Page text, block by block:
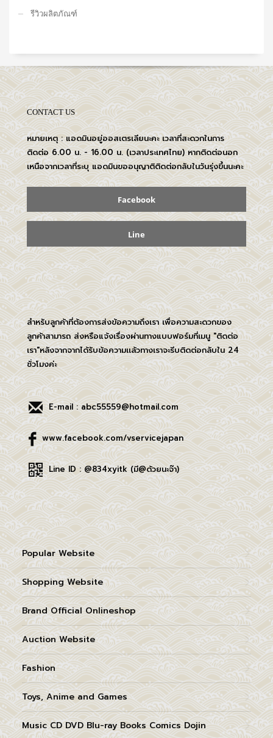
รีวิวผลิตภัณฑ์
CONTACT US
หมายเหตุ : แอดมินอยู่ออสเตรเลียนะคะ เวลาที่สะดวกในการ
ติดต่อ 6.00 น. - 16.00 น. (เวลาประเทศไทย) หากติดต่อนอก
เหนือจากเวลาที่ระบุ แอดมินขออนุญาติติดต่อกลับในวันรุ่งขึ้นนะคะ
Facebook
Line
สำหรับลูกค้าที่ต้องการส่งข้อความถึงเรา เพื่อความสะดวกของ
ลูกค้าสามารถ ส่งหรือแจ้งเรื่องผ่านทางแบบฟอร์มที่เมนู "ติดต่อ
เรา"หลังจากจากได้รับข้อความเเล้วทางเราจะรีบติดต่อกลับใน 24
ชั่วโมงค่ะ
E-mail : abc55559@hotmail.com
www.facebook.com/vservicejapan
Line ID : @834xyitk (มี@ด้วยนะจ๊า)
Popular Website
Shopping Website
Brand Official Onlineshop
Auction Website
Fashion
Toys, Anime and Games
Music CD DVD Blu-ray Books Comics Dojin